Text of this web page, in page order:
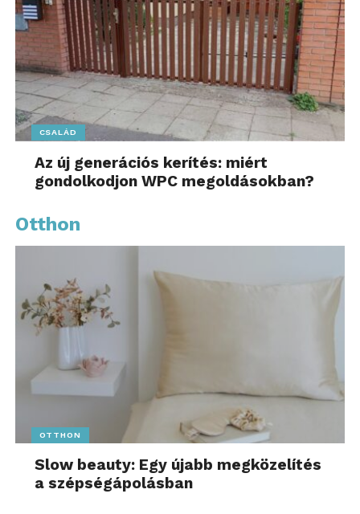
CSALÁD
Az új generációs kerítés: miért
gondolkodjon WPC megoldásokban?
Otthon
OTTHON
Slow beauty: Egy újabb megközelítés
a szépségápolásban